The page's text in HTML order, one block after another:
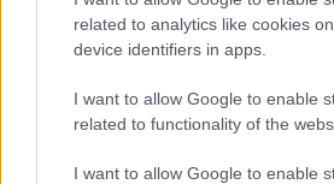
related to analytics like cookies
device identifiers in apps.
I want to allow Google to enable
related to functionality of the
I want to allow Google to enable
30·05·2013 18:35
Ο Μπαρνιέ ζητεί από τη Γαλλία